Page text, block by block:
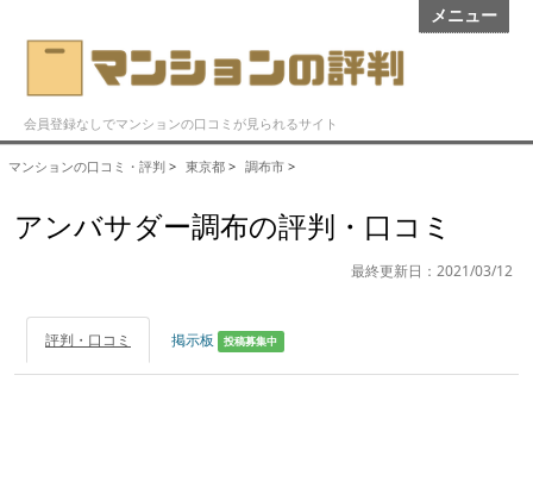
メニュー
会員登録なしでマンションの口コミが見られるサイト
マンションの口コミ・評判 > 東京都 > 調布市 >
アンバサダー調布の評判・口コミ
最終更新日：2021/03/12
評判・口コミ 掲示板 投稿募集中